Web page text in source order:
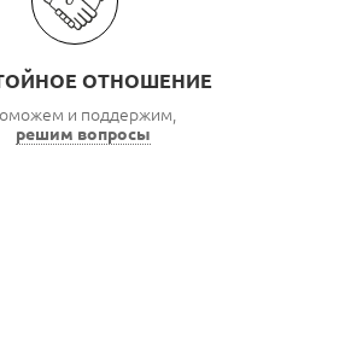
ОТНОШЕНИЕ
и поддержим,
решим вопросы